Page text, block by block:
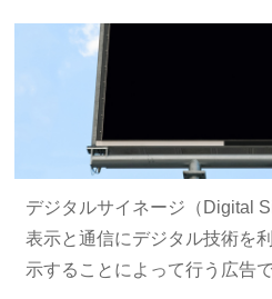
デジタルサイネージ（Digital
表示と通信にデジタル技術を
示することによって行う広告で